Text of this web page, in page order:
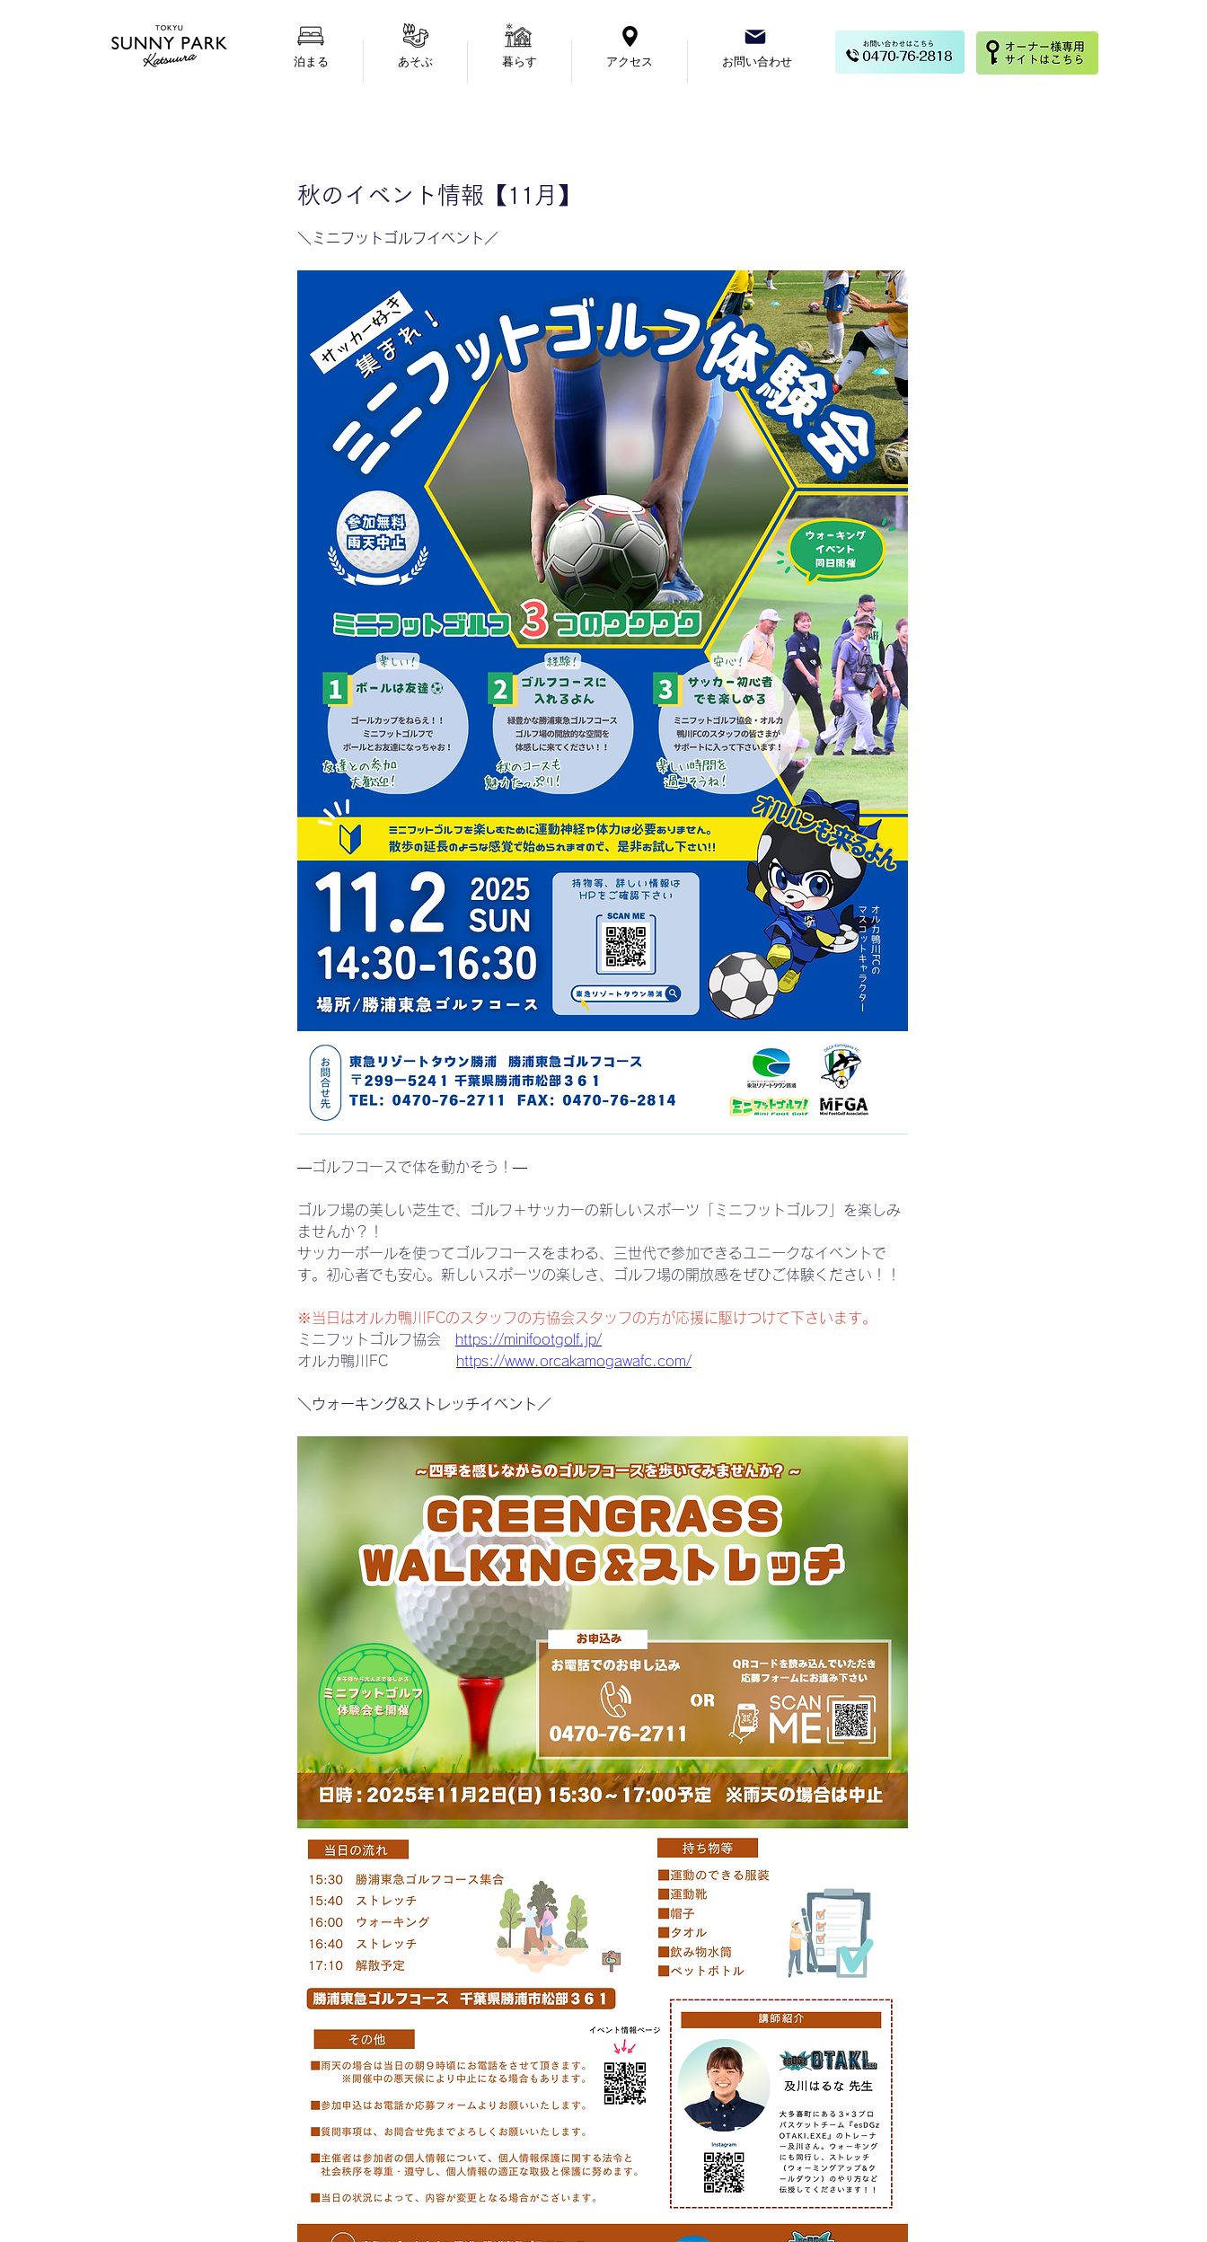
泊まる あそぶ 暮らす アクセス お問い合わせ
秋のイベント情報【11月】
＼ミニフットゴルフイベント／
―ゴルフコースで体を動かそう！―
ゴルフ場の美しい芝生で、ゴルフ＋サッカーの新しいスポーツ「ミニフットゴルフ」を楽しみ
ませんか？！
サッカーボールを使ってゴルフコースをまわる、三世代で参加できるユニークなイベントで
す。初心者でも安心。新しいスポーツの楽しさ、ゴルフ場の開放感をぜひご体験ください！！
※当日はオルカ鴨川FCのスタッフの方協会スタッフの方が応援に駆けつけて下さいます。
ミニフットゴルフ協会
https://minifootgolf.jp/
オルカ鴨川FC
https://www.orcakamogawafc.com/
＼ウォーキング&ストレッチイベント／